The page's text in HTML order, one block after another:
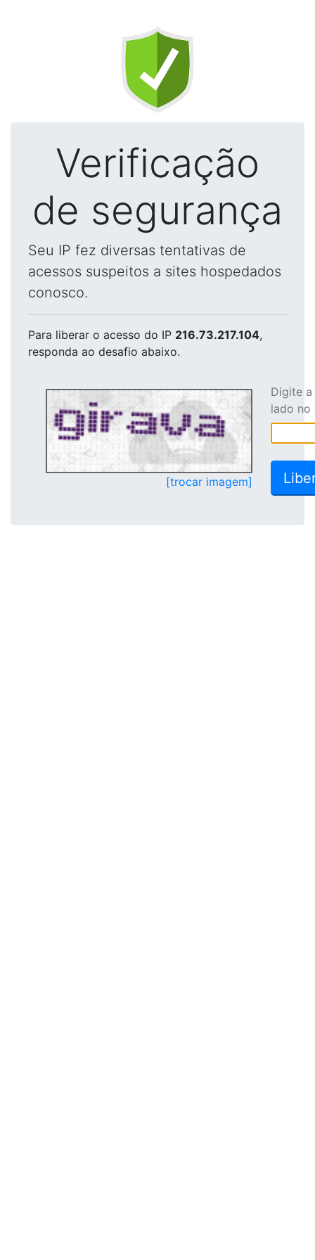
Verificação
de segurança
Seu IP fez diversas tentativas de
acessos suspeitos a sites hospedados
conosco.
Para liberar o acesso do IP 216.73.217.104,
responda ao desafio abaixo.
[trocar imagem]
Digite
lado no